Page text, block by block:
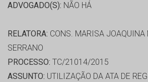
ADVOGADO(S): NÃO HÁ
RELATORA: CONS. MARISA JOAQUINA
SERRANO
PROCESSO: TC/21014/2015
ASSUNTO: UTILIZAÇÃO DA ATA DE